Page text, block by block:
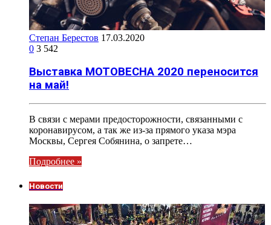
Степан Берестов 17.03.2020
0 3 542
Выставка МОТОВЕСНА 2020 переносится
на май!
В связи с мерами предосторожности, связанными с
коронавирусом, а так же из-за прямого указа мэра
Москвы, Сергея Собянина, о запрете…
Подробнее »
Новости